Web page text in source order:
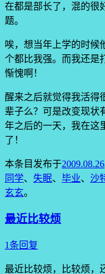
在都是部长了，混的很
题。
唉，想当年上学的时候
个都比我强。而我还是
惭愧啊！
醒来之后就觉得我活得
辈子么？可是改变现状
年之后的一天，我在这
了！
本条目发布于2009.08.26
同学、 失眠、 毕业、 沙
玄玄。
最近比较烦
1条回复
最近比较烦，比较烦，